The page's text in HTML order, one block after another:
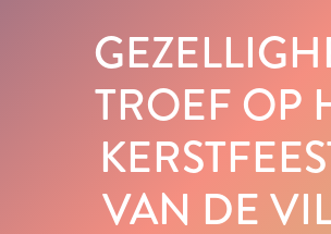
TROEF OP
VAN DE